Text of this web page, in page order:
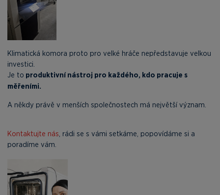
Klimatická komora proto pro velké hráče nepředstavuje velkou
investici.
Je to produktivní nástroj pro každého, kdo pracuje s
měřeními.
A někdy právě v menších společnostech má největší význam.
Kontaktujte nás , rádi se s vámi setkáme, popovídáme si a
poradíme vám.